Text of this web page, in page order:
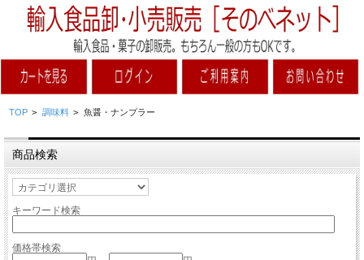
TOP > 調味料 > 魚醤・ナンプラー
商品検索
キーワード検索
価格帯検索